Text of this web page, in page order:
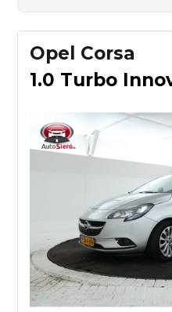
Opel Corsa